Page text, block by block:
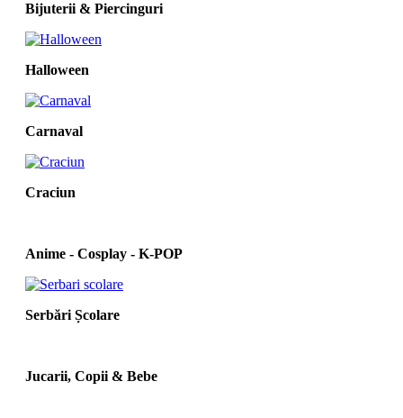
Bijuterii & Piercinguri
Halloween
Carnaval
Craciun
Anime - Cosplay - K‑POP
Serbări Școlare
Jucarii, Copii & Bebe